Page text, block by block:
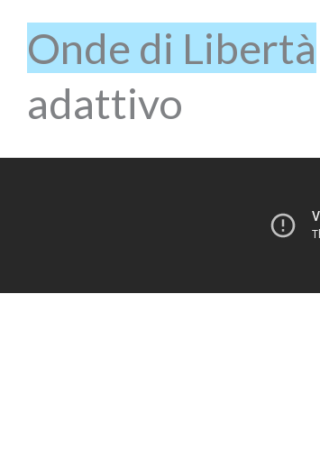
Onde di Libertà
adattivo